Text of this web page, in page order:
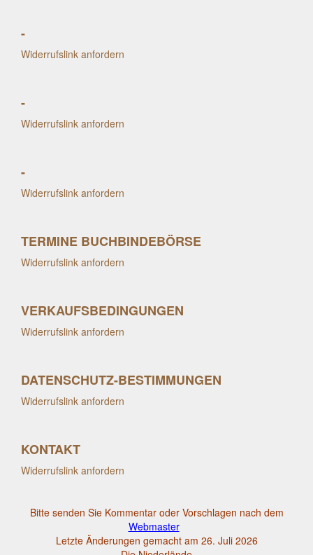
-
Widerrufslink anfordern
-
Widerrufslink anfordern
-
Widerrufslink anfordern
TERMINE BUCHBINDEBÖRSE
Widerrufslink anfordern
VERKAUFSBEDINGUNGEN
Widerrufslink anfordern
DATENSCHUTZ-BESTIMMUNGEN
Widerrufslink anfordern
KONTAKT
Widerrufslink anfordern
Bitte senden Sie Kommentar oder Vorschlagen nach dem
Webmaster
Letzte Änderungen gemacht am 26. Juli 2026